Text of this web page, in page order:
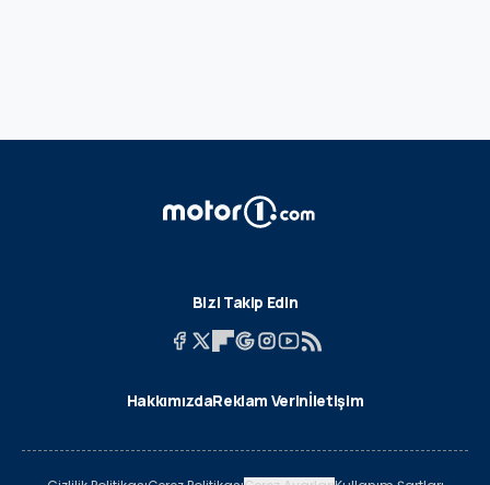
Bizi Takip Edin
HakkımızdaReklam Verinİletişim